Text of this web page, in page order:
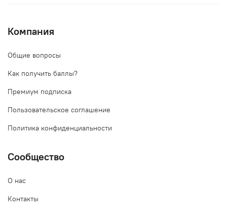
Компания
Общие вопросы
Как получить баллы?
Премиум подписка
Пользовательское соглашение
Политика конфиденциальности
Сообщество
О нас
Контакты